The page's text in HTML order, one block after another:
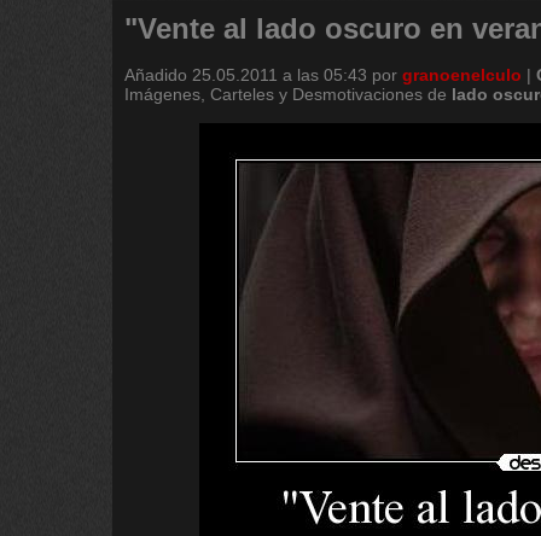
"Vente al lado oscuro en
Añadido 25.05.2011 a las 05:43 por granoenelculo |
Imágenes, Carteles y Desmotivaciones de lado